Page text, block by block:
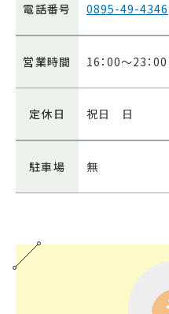
電話番号 0895-49-4346
営業時間 16：00～23：00
定休日 祝日 日
駐車場 無